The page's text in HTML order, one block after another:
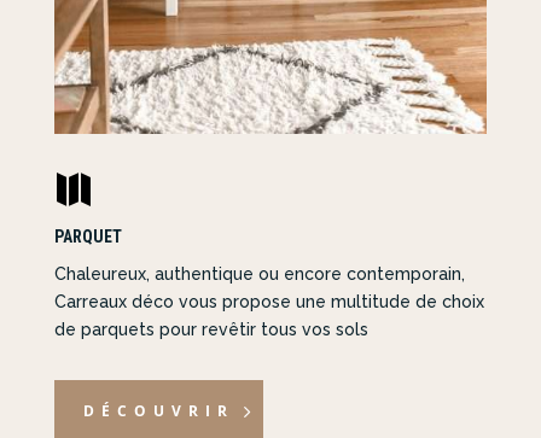

PARQUET
Chaleureux, authentique ou encore contemporain,
Carreaux déco vous propose une multitude de choix
de parquets pour revêtir tous vos sols
DÉCOUVRIR